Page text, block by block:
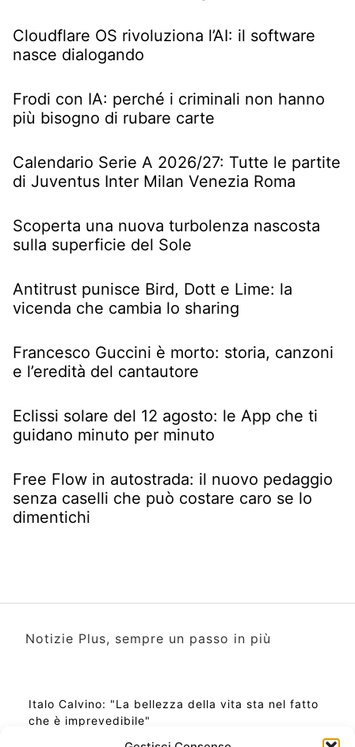
Cloudflare OS rivoluziona l’AI: il software
nasce dialogando
Frodi con IA: perché i criminali non hanno
più bisogno di rubare carte
Calendario Serie A 2026/27: Tutte le partite
di Juventus Inter Milan Venezia Roma
Scoperta una nuova turbolenza nascosta
sulla superficie del Sole
Antitrust punisce Bird, Dott e Lime: la
vicenda che cambia lo sharing
Francesco Guccini è morto: storia, canzoni
e l’eredità del cantautore
Eclissi solare del 12 agosto: le App che ti
guidano minuto per minuto
Free Flow in autostrada: il nuovo pedaggio
senza caselli che può costare caro se lo
dimentichi
Notizie Plus, sempre un passo in più
Italo Calvino: "La bellezza della vita sta nel fatto
che è imprevedibile"